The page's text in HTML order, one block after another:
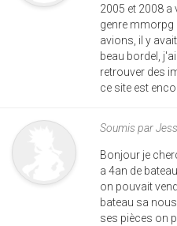
2005 et 2008 a
genre mmorpg
avions, il y
beau bordel,
retrouver des
ce site est
Soumis par
Bonjour je
a 4an de
on pouvait
bateau sa
ses pièces on